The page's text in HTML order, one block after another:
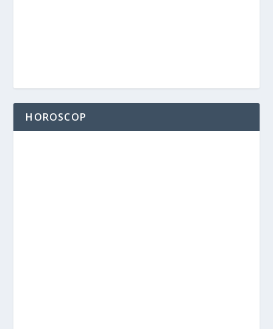
HOROSCOP